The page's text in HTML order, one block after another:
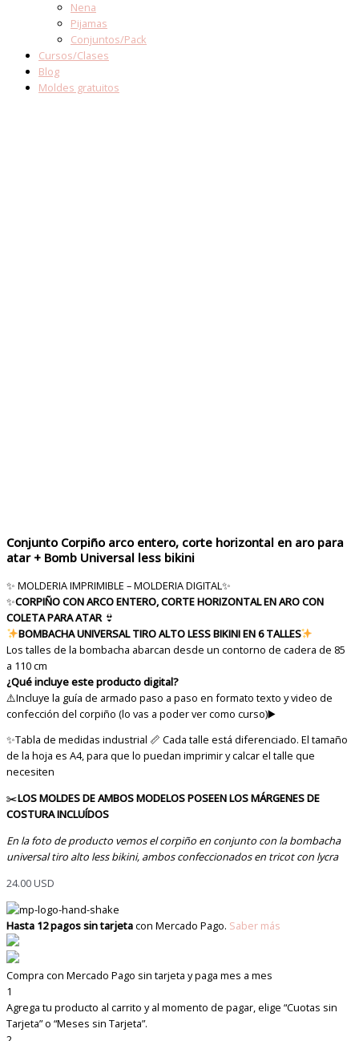
Nena
Pijamas
Conjuntos/Pack
Cursos/Clases
Blog
Moldes gratuitos
Conjunto Corpiño arco entero, corte horizontal en aro para
atar + Bomb Universal less bikini
✨ MOLDERIA IMPRIMIBLE – MOLDERIA DIGITAL✨
✨CORPIÑO CON ARCO ENTERO, CORTE HORIZONTAL EN ARO CON
COLETA PARA ATAR 👙
BOMBACHA UNIVERSAL TIRO ALTO LESS BIKINI EN 6 TALLES
Los talles de la bombacha abarcan desde un contorno de cadera de 85
a 110 cm
¿Qué incluye este producto digital?
⚠️Incluye la guía de armado paso a paso en formato texto y video de
confección del corpiño (lo vas a poder ver como curso)▶️
✨Tabla de medidas industrial 📏 Cada talle está diferenciado. El tamaño
de la hoja es A4, para que lo puedan imprimir y calcar el talle que
necesiten
✂️LOS MOLDES DE AMBOS MODELOS POSEEN LOS MÁRGENES DE
COSTURA INCLUÍDOS
En la foto de producto vemos el corpiño en conjunto con la bombacha
universal tiro alto less bikini, ambos confeccionados en tricot con lycra
24.00 USD
Hasta 12 pagos sin tarjetacon Mercado Pago. Saber más
Compra con Mercado Pago sin tarjeta y paga mes a mes
1
Agrega tu producto al carrito y al momento de pagar, elige “Cuotas sin
Tarjeta” o “Meses sin Tarjeta”.